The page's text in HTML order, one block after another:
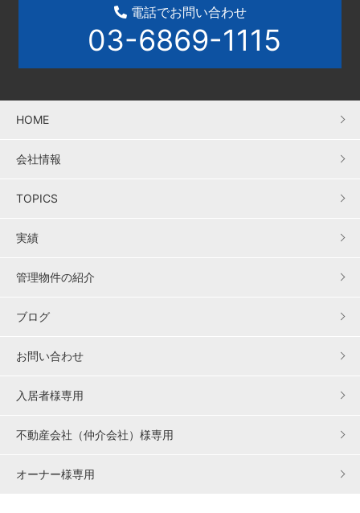
電話でお問い合わせ
03-6869-1115
HOME
会社情報
TOPICS
実績
管理物件の紹介
ブログ
お問い合わせ
入居者様専用
不動産会社（仲介会社）様専用
オーナー様専用